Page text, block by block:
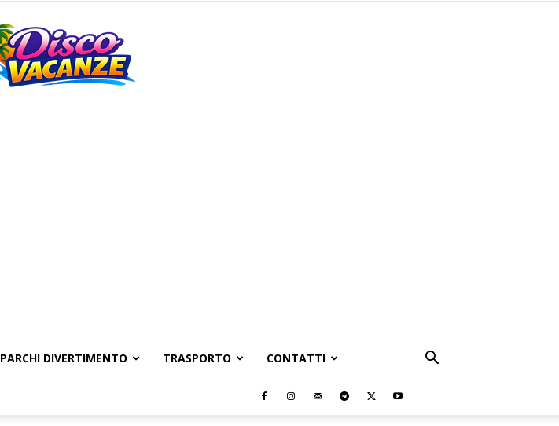
PARCHI DIVERTIMENTO TRASPORTO CONTATTI